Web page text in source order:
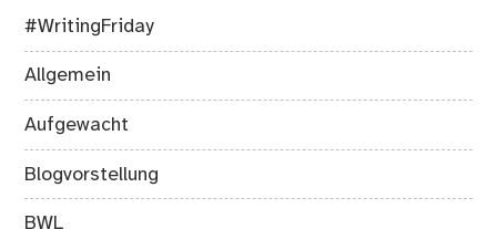
#WritingFriday
Allgemein
Aufgewacht
Blogvorstellung
BWL